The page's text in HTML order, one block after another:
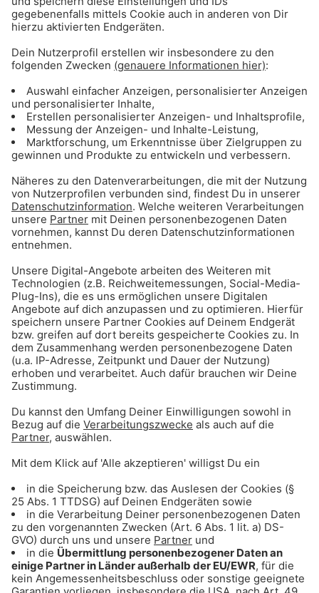
Gong 96.3 - Mediadaten
ANZEIGE - Sichere dir Tagestickets für
den Triassic Park auf der Steinplatte
ANZEIGE - Klaer Kosmetik - Naturnahe
Wirkkosmetik für empfindliche Haut